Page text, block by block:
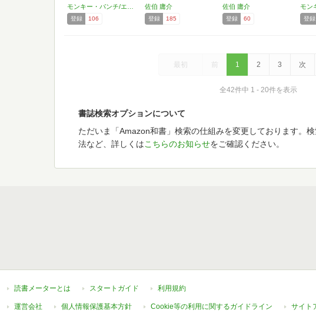
登録 106
挑…
佐伯 庸介
登録 185
…
佐伯 庸介
登録 60 登録
最初 前 1 2 3 次
全42件中 1 - 20件を表示
書誌検索オプションについて
ただいま「Amazon和書」検索の仕組みを変更しております。
法など、詳しくはこちらのお知らせをご確認ください。
読書メーターとは スタートガイド 利用規約
運営会社 個人情報保護基本方針 Cookie等の利用に関するガイドライン サイト